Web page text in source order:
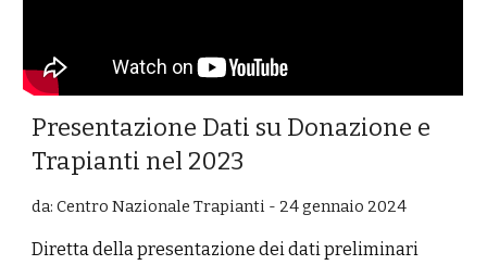
Presentazione Dati su Donazione e
Trapianti nel 2023
da:Centro Nazionale Trapianti - 24 gennaio 2024
Diretta della presentazione dei dati preliminari